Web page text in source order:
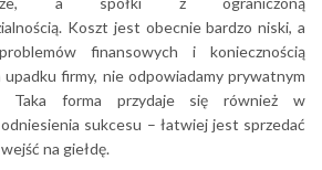
Koszt jest obecnie bardzo niski, a
finansowych i koniecznością
upadku firmy, nie odpowiadamy prywatnym
Taka forma przydaje się również w
sukcesu – łatwiej jest sprzedać
na giełdę.